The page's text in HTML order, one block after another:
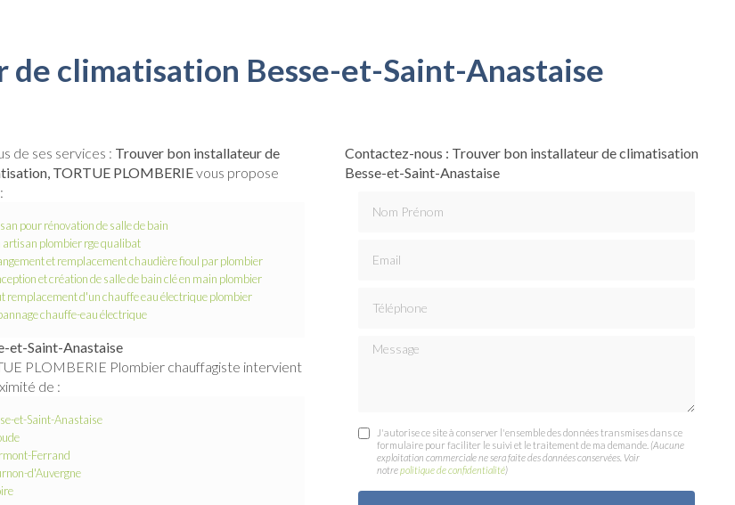
climatisation Besse-et-Saint-Anastaise
de ses services : Trouver bon installateur de
TORTUE PLOMBERIEvous propose
pour rénovation de salle de bain
artisan plombier rge qualibat
et remplacement chaudière fioul par plombier
et création de salle de bain clé en main plombier
remplacement d'un chauffe eau électrique plombier
chauffe-eau électrique
et-Saint-Anastaise
PLOMBERIE Plombier chauffagiste intervient
de :
et-Saint-Anastaise
Ferrand
d'Auvergne
Contactez-nous : Trouver bon installateur de climatisation
Besse-et-Saint-Anastaise
Message
J'autorise ce site à conserver l'ensemble des données transmises dans ce
formulaire pour faciliter le suivi et le traitement de ma demande. (Aucune
exploitation commerciale ne sera faite des données conservées. Voir
notrepolitique de confidentialité)